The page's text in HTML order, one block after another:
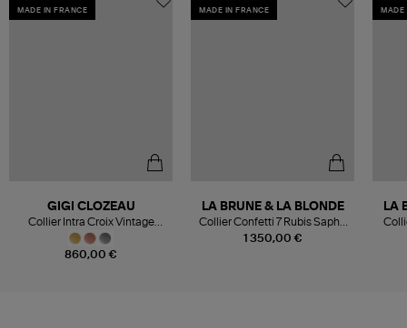
MADE IN FRANCE
860,00 €
GIGI CLOZEAU
Collier Intra Croix Vintage
Diamants Résine Or
MADE IN FRANCE
1 350,00 €
LA BRUNE & LA BLONDE
Collier Confetti 7 Rubis Saphir
Tsavorite Améthyste Or Jaune
MADE
LA